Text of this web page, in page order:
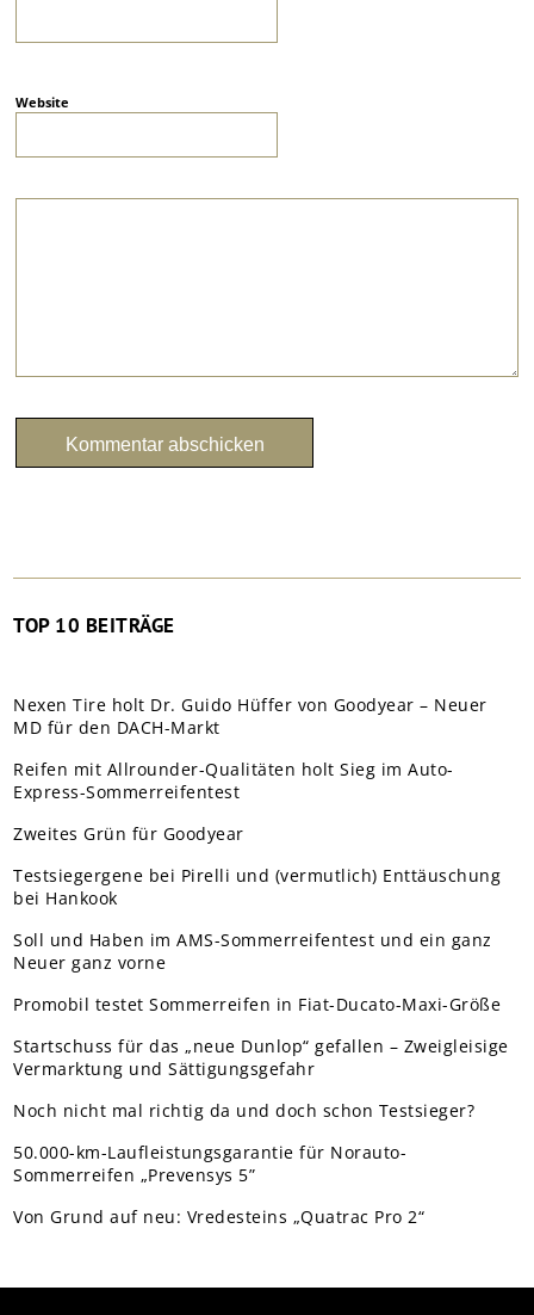
Website
TOP 10 BEITRÄGE
Nexen Tire holt Dr. Guido Hüffer von Goodyear – Neuer
MD für den DACH-Markt
Reifen mit Allrounder-Qualitäten holt Sieg im Auto-
Express-Sommerreifentest
Zweites Grün für Goodyear
Testsiegergene bei Pirelli und (vermutlich) Enttäuschung
bei Hankook
Soll und Haben im AMS-Sommerreifentest und ein ganz
Neuer ganz vorne
Promobil testet Sommerreifen in Fiat-Ducato-Maxi-Größe
Startschuss für das „neue Dunlop“ gefallen – Zweigleisige
Vermarktung und Sättigungsgefahr
Noch nicht mal richtig da und doch schon Testsieger?
50.000-km-Laufleistungsgarantie für Norauto-
Sommerreifen „Prevensys 5”
Von Grund auf neu: Vredesteins „Quatrac Pro 2“